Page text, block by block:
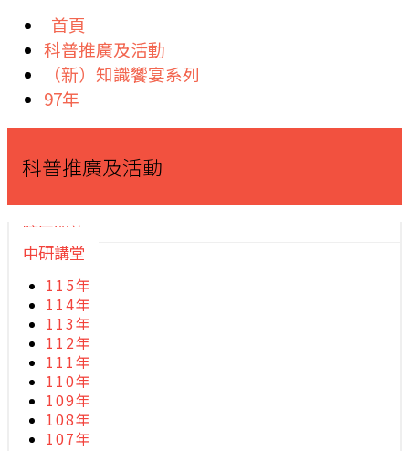
首頁
科普推廣及活動
（新）知識饗宴系列
97年
科普推廣及活動
院區開放
中研講堂
115年
114年
113年
112年
111年
110年
109年
108年
107年